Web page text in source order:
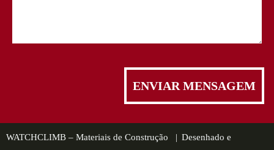
WATCHCLIMB – Materiais de Construção | Desenhado e